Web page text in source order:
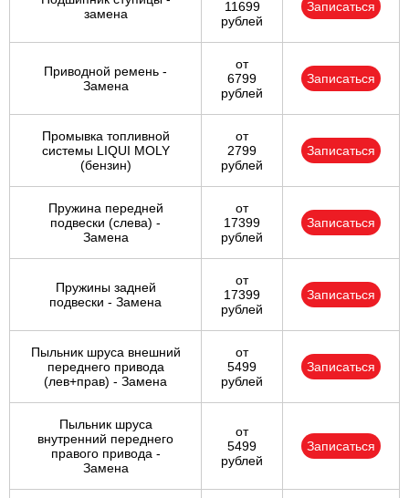
замена
11699
рублей
Записаться
Приводной ремень -
Замена
от
6799
рублей
Записаться
Промывка топливной
системы LIQUI MOLY
(бензин)
от
2799
рублей
Записаться
Пружина передней
подвески (слева) -
Замена
от
17399
рублей
Записаться
Пружины задней
подвески - Замена
от
17399
рублей
Записаться
Пыльник шруса внешний
переднего привода
(лев+прав) - Замена
от
5499
рублей
Записаться
Пыльник шруса
внутренний переднего
правого привода -
Замена
от
5499
рублей
Записаться